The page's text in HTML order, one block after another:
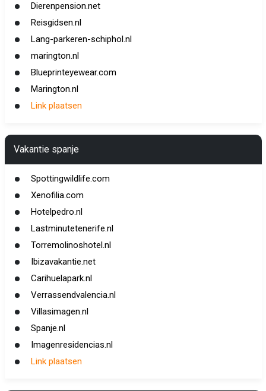
Dierenpension.net
Reisgidsen.nl
Lang-parkeren-schiphol.nl
marington.nl
Blueprinteyewear.com
Marington.nl
Link plaatsen
Vakantie spanje
Spottingwildlife.com
Xenofilia.com
Hotelpedro.nl
Lastminutetenerife.nl
Torremolinoshotel.nl
Ibizavakantie.net
Carihuelapark.nl
Verrassendvalencia.nl
Villasimagen.nl
Spanje.nl
Imagenresidencias.nl
Link plaatsen